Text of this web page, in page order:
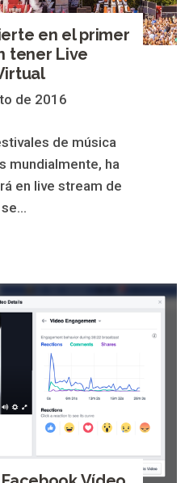
en el primer
tener Live
de 2016
de música
mundialmente, ha
en live stream de